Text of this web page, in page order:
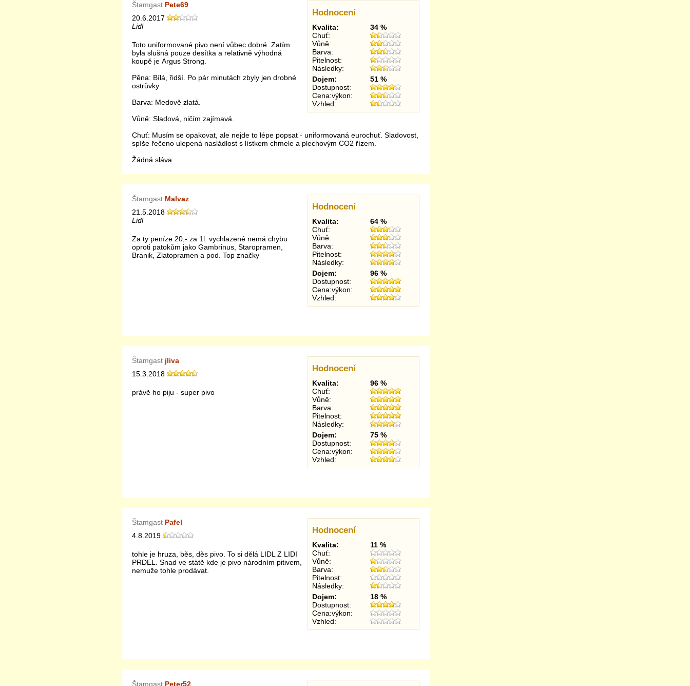
Hodnocení
Kvalita:
34 %
Chuť:
Vůně:
Barva:
Pitelnost:
Následky:
Dojem:
51 %
Dostupnost:
Cena:výkon:
Vzhled:
Štamgast Pete69
20.6.2017
Lidl
Toto uniformované pivo není vůbec dobré. Zatím
byla slušná pouze desítka a relativně výhodná
koupě je Argus Strong.
Pěna: Bílá, řidší. Po pár minutách zbyly jen drobné
ostrůvky
Barva: Medově zlatá.
Vůně: Sladová, ničím zajímavá.
Chuť: Musím se opakovat, ale nejde to lépe popsat - uniformovaná eurochuť. Sladovost,
spíše řečeno ulepená nasládlost s lístkem chmele a plechovým CO2 řízem.
Žádná sláva.
Hodnocení
Kvalita:
64 %
Chuť:
Vůně:
Barva:
Pitelnost:
Následky:
Dojem:
96 %
Dostupnost:
Cena:výkon:
Vzhled:
Štamgast Malvaz
21.5.2018
Lidl
Za ty peníze 20,- za 1l. vychlazené nemá chybu
oproti patokům jako Gambrinus, Staropramen,
Branik, Zlatopramen a pod. Top značky
Hodnocení
Kvalita:
96 %
Chuť:
Vůně:
Barva:
Pitelnost:
Následky:
Dojem:
75 %
Dostupnost:
Cena:výkon:
Vzhled:
Štamgast jliva
15.3.2018
právě ho piju - super pivo
Hodnocení
Kvalita:
11 %
Chuť:
Vůně:
Barva:
Pitelnost:
Následky:
Dojem:
18 %
Dostupnost:
Cena:výkon:
Vzhled:
Štamgast Pafel
4.8.2019
tohle je hruza, běs, děs pivo. To si dělá LIDL Z LIDI
PRDEL. Snad ve státě kde je pivo národním pitivem,
nemuže tohle prodávat.
Štamgast Peter52